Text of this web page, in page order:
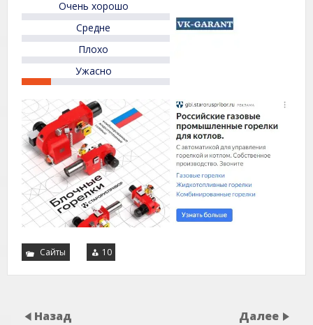
of
5
Очень хорошо
Средне
Плохо
Ужасно
Сайты 10
Назад Далее